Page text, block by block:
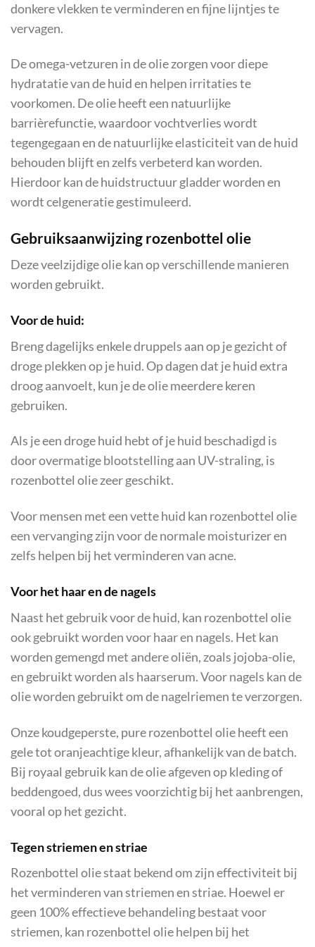
donkere vlekken te verminderen en fijne lijntjes te
vervagen.
De omega-vetzuren in de olie zorgen voor diepe
hydratatie van de huid en helpen irritaties te
voorkomen. De olie heeft een natuurlijke
barrièrefunctie, waardoor vochtverlies wordt
tegengegaan en de natuurlijke elasticiteit van de huid
behouden blijft en zelfs verbeterd kan worden.
Hierdoor kan de huidstructuur gladder worden en
wordt celgeneratie gestimuleerd.
Gebruiksaanwijzing rozenbottel olie
Deze veelzijdige olie kan op verschillende manieren
worden gebruikt.
Voor de huid:
Breng dagelijks enkele druppels aan op je gezicht of
droge plekken op je huid. Op dagen dat je huid extra
droog aanvoelt, kun je de olie meerdere keren
gebruiken.
Als je een droge huid hebt of je huid beschadigd is
door overmatige blootstelling aan UV-straling, is
rozenbottel olie zeer geschikt.
Voor mensen met een vette huid kan rozenbottel olie
een vervanging zijn voor de normale moisturizer en
zelfs helpen bij het verminderen van acne.
Voor het haar en de nagels
Naast het gebruik voor de huid, kan rozenbottel olie
ook gebruikt worden voor haar en nagels. Het kan
worden gemengd met andere oliën, zoals jojoba-olie,
en gebruikt worden als haarserum. Voor nagels kan de
olie worden gebruikt om de nagelriemen te verzorgen.
Onze koudgeperste, pure rozenbottel olie heeft een
gele tot oranjeachtige kleur, afhankelijk van de batch.
Bij royaal gebruik kan de olie afgeven op kleding of
beddengoed, dus wees voorzichtig bij het aanbrengen,
vooral op het gezicht.
Tegen striemen en striae
Rozenbottel olie staat bekend om zijn effectiviteit bij
het verminderen van striemen en striae. Hoewel er
geen 100% effectieve behandeling bestaat voor
striemen, kan rozenbottel olie helpen bij het